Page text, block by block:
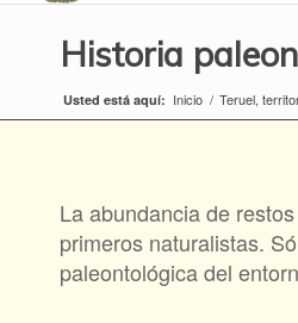
Historia
Usted está aquí: Inicio / Teruel,
La abundancia de
primeros naturalistas.
paleontológica del